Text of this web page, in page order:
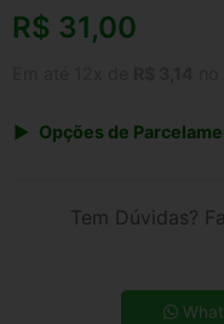
R$ 31,00
Opções de
Tem Dúvidas?